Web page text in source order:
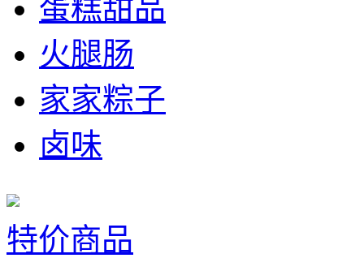
蛋糕甜品
火腿肠
家家粽子
卤味
特价商品